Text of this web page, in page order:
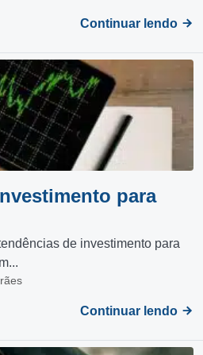
Continuar lendo
para
de investimento para
Continuar lendo